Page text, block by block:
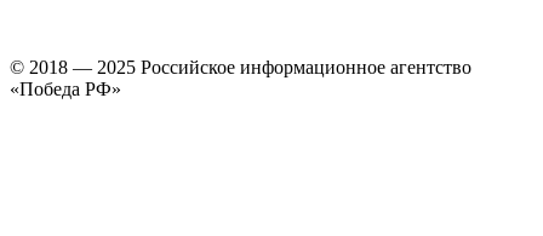
© 2018 — 2025 Российское информационное агентство
«Победа РФ»